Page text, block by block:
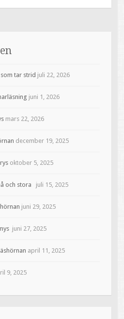
tar strid juli 22, 2026
juni 1, 2026
mars 22, 2026
december 19, 2025
oktober 5, 2025
och stora juli 15, 2025
juni 29, 2025
juni 27, 2025
april 11, 2025
9, 2025